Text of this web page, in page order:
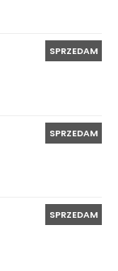
SPRZEDAM
SPRZEDAM
SPRZEDAM